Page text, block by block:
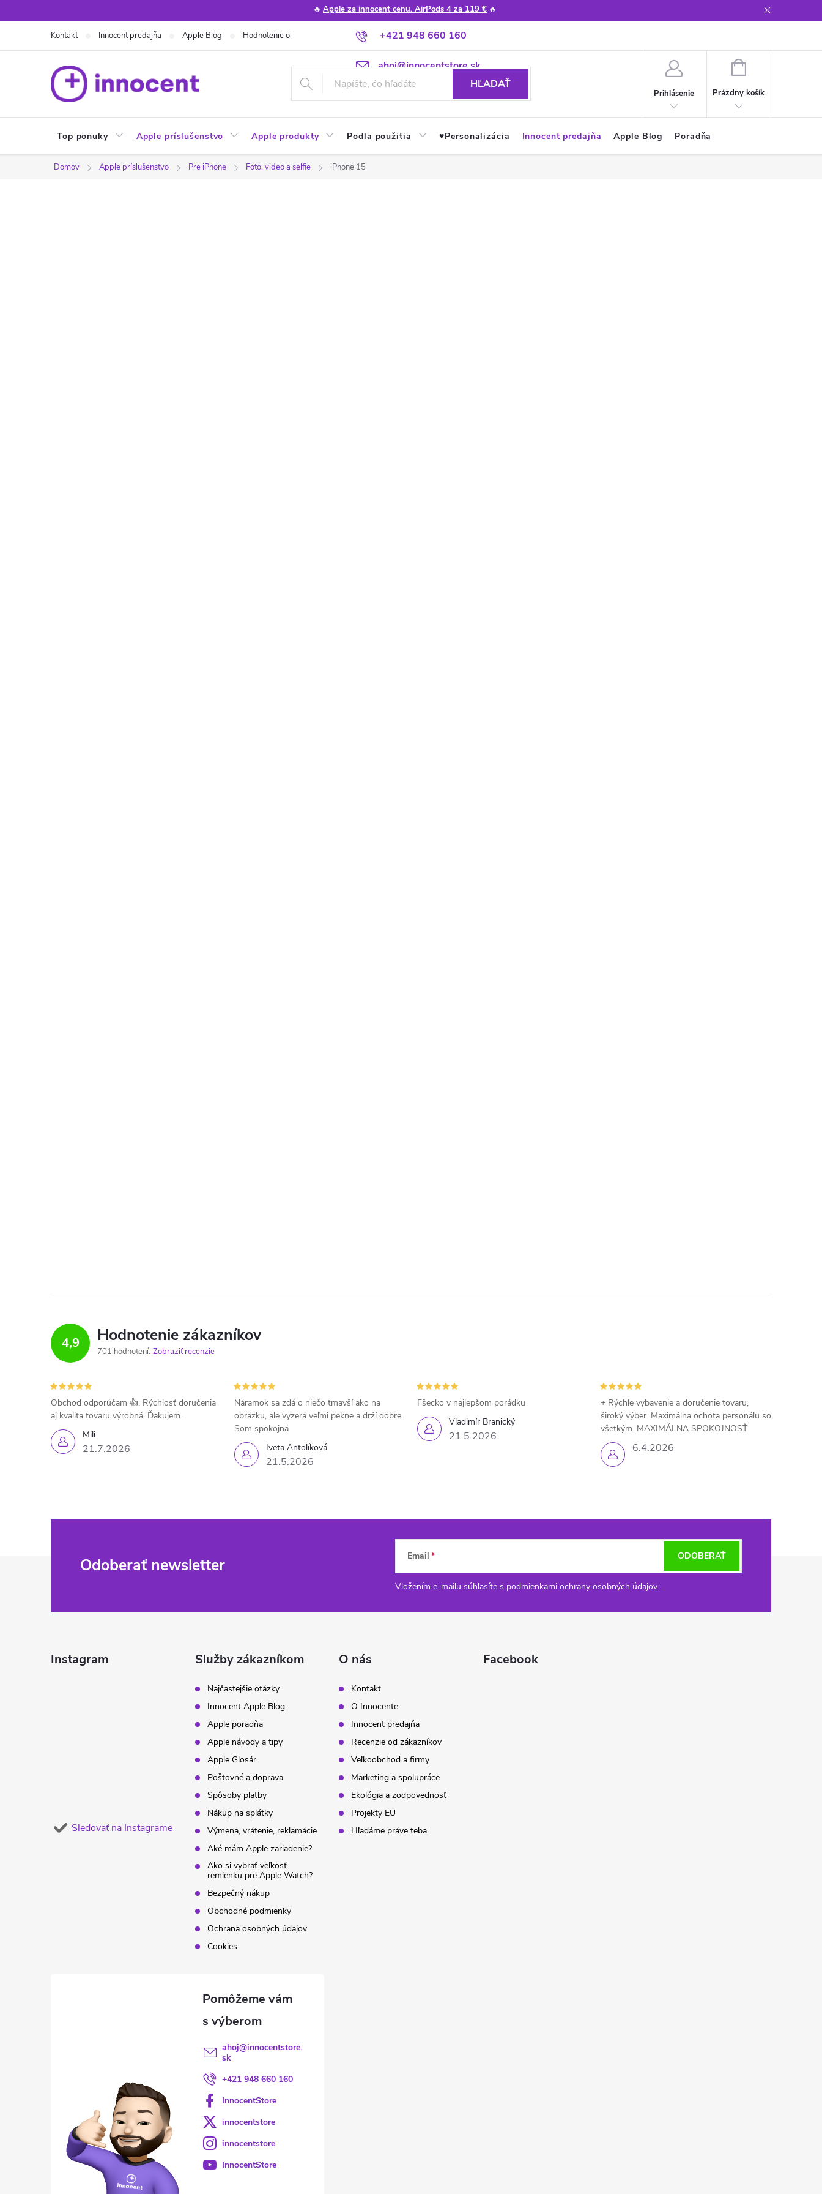
na
🔥 Apple za innocent cenu. AirPods 4 za 119 € 🔥
+421 948 660 160
ahoj@innocentstore.sk
Kontakt Innocent predajňa Apple Blog Hodnotenie obchodu Poradňa Apple návody a tipy
HĽADAŤ
Prihlásenie
NÁKUPNÝ
Prázdny košík
Top ponuky Apple príslušenstvo Apple produkty Podľa použitia ♥︎Personalizácia Innocent predajňa Apple Blog Poradňa
Domov Apple príslušenstvo Pre iPhone Foto, video a selfie iPhone 15
4,9 Hodnotenie zákazníkov
701 hodnotení Zobraziť recenzie
Mili
21.7.2026
Obchod odporúčam 👍. Rýchlosť doručenia
aj kvalita tovaru výrobná. Ďakujem.
Iveta Antolíková
21.5.2026
Náramok sa zdá o niečo tmavší ako na
obrázku, ale vyzerá veľmi pekne a drží dobre.
Som spokojná
Vladimír Branický
21.5.2026
Fšecko v najlepšom porádku
6.4.2026
+ Rýchle vybavenie a doručenie tovaru,
široký výber. Maximálna ochota personálu so
všetkým. MAXIMÁLNA SPOKOJNOSŤ
Odoberať newsletter Email
Vložením e-mailu súhlasíte s podmienkami ochrany osobných údajov
ODOBERAŤ
Instagram
Sledovať na Instagrame
Služby zákazníkom
Najčastejšie otázky
Innocent Apple Blog
Apple poradňa
Apple návody a tipy
Apple Glosár
Poštovné a doprava
Spôsoby platby
Nákup na splátky
Výmena, vrátenie, reklamácie
Aké mám Apple zariadenie?
Ako si vybrať veľkosť
remienku pre Apple Watch?
Bezpečný nákup
Obchodné podmienky
Ochrana osobných údajov
Cookies
O nás
Kontakt
O Innocente
Innocent predajňa
Recenzie od zákazníkov
Veľkoobchod a firmy
Marketing a spolupráce
Ekológia a zodpovednosť
Projekty EÚ
Hľadáme práve teba
Facebook
ahoj@innocentstore.
sk
+421 948 660 160
InnocentStore
innocentstore
innocentstore
InnocentStore